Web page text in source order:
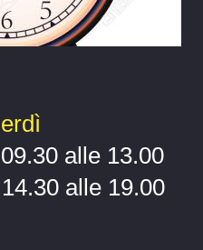
alle 13.00
alle 19.00